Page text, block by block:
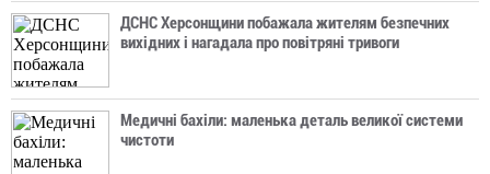
ДСНС Херсонщини побажала жителям безпечних
вихідних і нагадала про повітряні тривоги
Медичні бахіли: маленька деталь великої системи
чистоти